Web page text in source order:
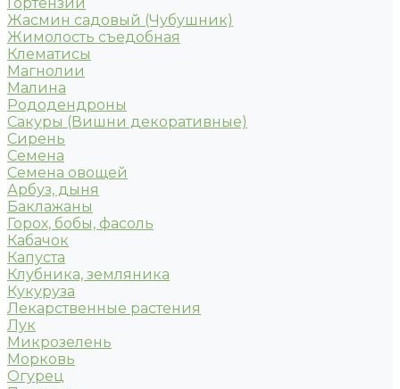
Жасмин садовый (Чубушник)
Жимолость съедобная
Клематисы
Магнолии
Малина
Рододендроны
Сакуры (Вишни декоративные)
Сирень
Семена
Семена овощей
Арбуз, дыня
Баклажаны
Горох, бобы, фасоль
Кабачок
Капуста
Клубника, земляника
Кукуруза
Лекарственные растения
Лук
Микрозелень
Морковь
Огурец